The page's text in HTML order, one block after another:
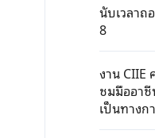
นับเวลาถ
8
งาน CIIE
ชมมืออา
เป็นทางก